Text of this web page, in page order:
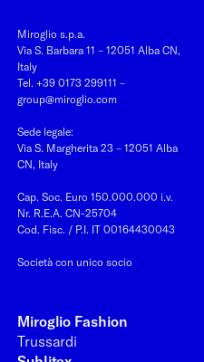
Miroglio s.p.a.
Via S. Barbara 11 – 12051 Alba CN,
Italy
Tel. +39 0173 299111 –
group@miroglio.com
Sede legale:
Via S. Margherita 23 – 12051 Alba
CN, Italy
Cap. Soc. Euro 150.000.000 i.v.
Nr. R.E.A. CN-25704
Cod. Fisc. / P.I. IT 00164430043
Società con unico socio
Miroglio Fashion
Trussardi